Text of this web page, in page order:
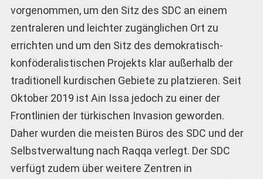
vorgenommen, um den Sitz des SDC an einem
zentraleren und leichter zugänglichen Ort zu
errichten und um den Sitz des demokratisch-
konföderalistischen Projekts klar außerhalb der
traditionell kurdischen Gebiete zu platzieren. Seit
Oktober 2019 ist Ain Issa jedoch zu einer der
Frontlinien der türkischen Invasion geworden.
Daher wurden die meisten Büros des SDC und der
Selbstverwaltung nach Raqqa verlegt. Der SDC
verfügt zudem über weitere Zentren in